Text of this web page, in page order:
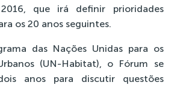
que irá definir prioridades
os 20 anos seguintes.
das Nações Unidas para os
(UN-Habitat), o Fórum se
anos para discutir questões